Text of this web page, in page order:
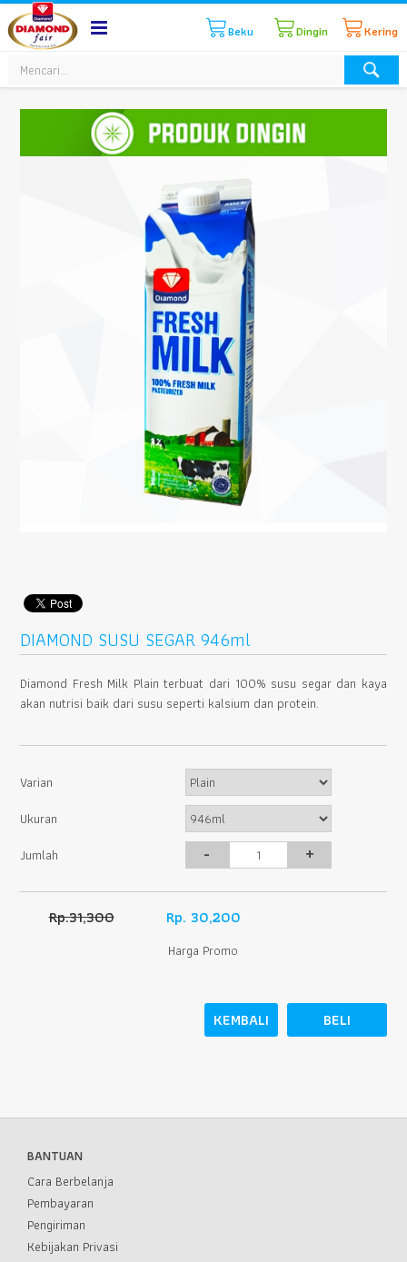
Kering
Dingin
Beku
DIAMOND SUSU SEGAR 946ml
Diamond Fresh Milk Plain terbuat dari 100% susu segar dan kaya
akan nutrisi baik dari susu seperti kalsium dan protein.
Varian
Ukuran
Jumlah
- +
Rp.31,300 Rp. 30,200
Harga Promo
BELI
KEMBALI
BANTUAN
Cara Berbelanja
Pembayaran
Pengiriman
Kebijakan Privasi